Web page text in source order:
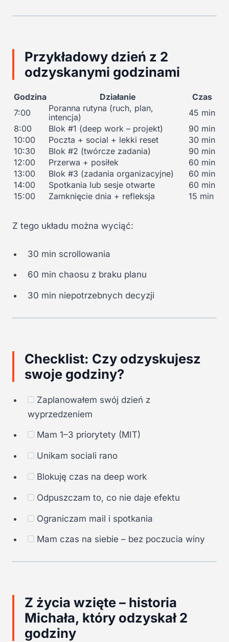
Przykładowy dzień z 2
odzyskanymi godzinami
Godzina Działanie
Czas
7:00
Poranna rutyna (ruch, plan,
intencja)
45 min
8:00
Blok #1 (deep work – projekt)
90 min
10:00
Poczta + social + lekki reset
30 min
10:30
Blok #2 (twórcze zadania)
90 min
12:00
Przerwa + posiłek
60 min
13:00
Blok #3 (zadania organizacyjne)
60 min
14:00
Spotkania lub sesje otwarte
60 min
15:00
Zamknięcie dnia + refleksja 15 min
Z tego układu można wyciąć:
30 min scrollowania
60 min chaosu z braku planu
30 min niepotrzebnych decyzji
Checklist: Czy odzyskujesz
swoje godziny?
Zaplanowałem swój dzień z
wyprzedzeniem
Mam 1–3 priorytety (MIT)
Unikam sociali rano
Blokuję czas na deep work
Odpuszczam to, co nie daje efektu
Ograniczam mail i spotkania
Mam czas na siebie – bez poczucia winy
Z życia wzięte – historia
Michała, który odzyskał 2
godziny